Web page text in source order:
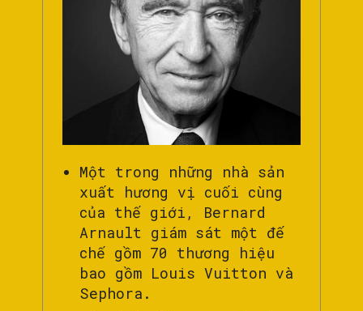
Một trong những nhà sản
xuất hương vị cuối cùng
của thế giới, Bernard
Arnault giám sát một đế
chế gồm 70 thương hiệu
bao gồm Louis Vuitton và
Sephora.